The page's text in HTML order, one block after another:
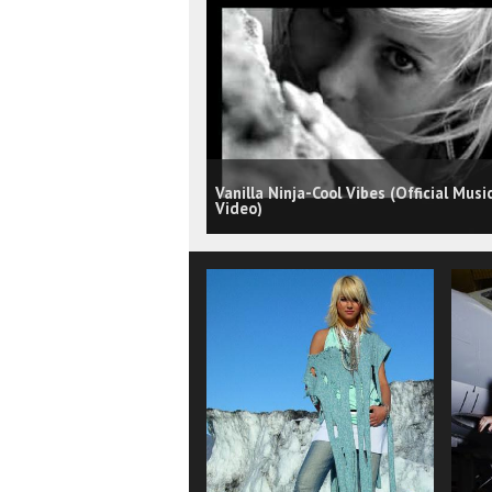
Vanilla Ninja-Cool Vibes (Official
Video)